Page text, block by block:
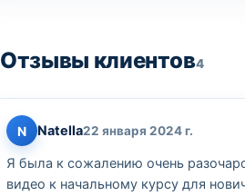
Отзывы клиентов4
N Natella22 января 2024 г.
Я была к сожалению очень
видео к начальному курсу для